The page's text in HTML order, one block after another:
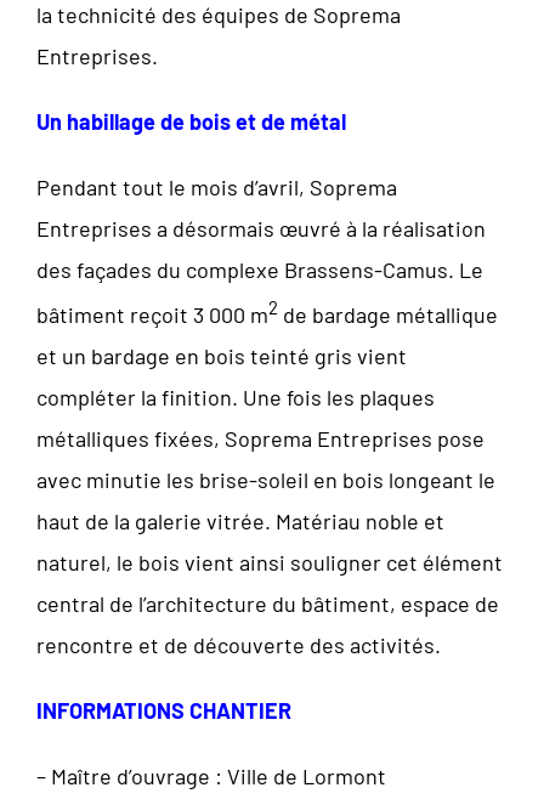
la technicité des équipes de Soprema
Entreprises.
Un habillage de bois et de métal
Pendant tout le mois d’avril, Soprema
Entreprises a désormais œuvré à la réalisation
des façades du complexe Brassens-Camus. Le
bâtiment reçoit 3 000 m2 de bardage métallique
et un bardage en bois teinté gris vient
compléter la finition. Une fois les plaques
métalliques fixées, Soprema Entreprises pose
avec minutie les brise-soleil en bois longeant le
haut de la galerie vitrée. Matériau noble et
naturel, le bois vient ainsi souligner cet élément
central de l’architecture du bâtiment, espace de
rencontre et de découverte des activités.
INFORMATIONS CHANTIER
– Maître d’ouvrage : Ville de Lormont